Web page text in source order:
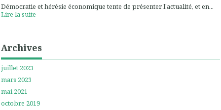
Démocratie et hérésie économique tente de présenter l'actualité, et en...
Lire la suite
Archives
juillet 2023
mars 2023
mai 2021
octobre 2019